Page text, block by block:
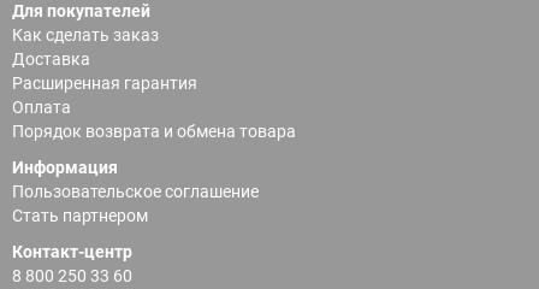
Для покупателей
Как сделать заказ
Доставка
Расширенная гарантия
Оплата
Порядок возврата и обмена товара
Информация
Пользовательское соглашение
Стать партнером
Контакт-центр
8 800 250 33 60